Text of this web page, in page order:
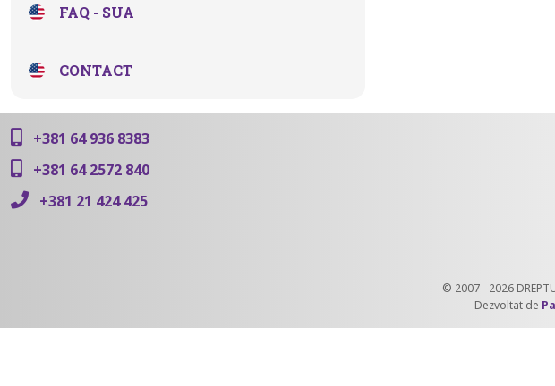
FAQ - SUA
CONTACT
+381 64 936 8383
+381 64 2572 840
+381 21 424 425
© 2007 - 2026
Dezvoltat de